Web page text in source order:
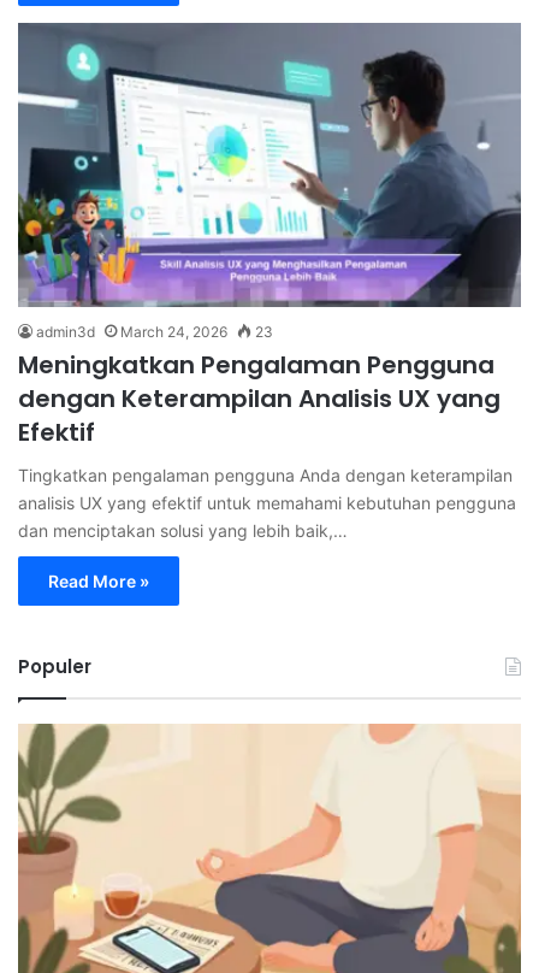
admin3d March 24, 2026 23
Meningkatkan Pengalaman Pengguna
dengan Keterampilan Analisis UX yang
Efektif
Tingkatkan pengalaman pengguna Anda dengan keterampilan
analisis UX yang efektif untuk memahami kebutuhan pengguna
dan menciptakan solusi yang lebih baik,…
Read More »
Populer